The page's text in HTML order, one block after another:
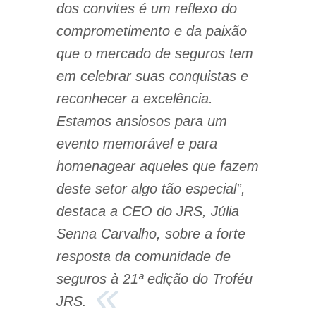
dos convites é um reflexo do
comprometimento e da paixão
que o mercado de seguros tem
em celebrar suas conquistas e
reconhecer a excelência.
Estamos ansiosos para um
evento memorável e para
homenagear aqueles que fazem
deste setor algo tão especial”,
destaca a CEO do JRS, Júlia
Senna Carvalho, sobre a forte
resposta da comunidade de
seguros à 21ª edição do Troféu
JRS.